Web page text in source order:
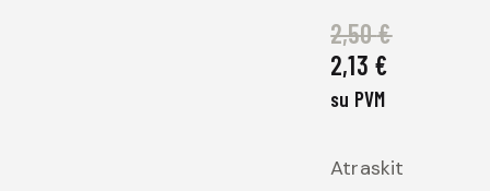
2,50€
2,13 €
su PVM
Atraskit